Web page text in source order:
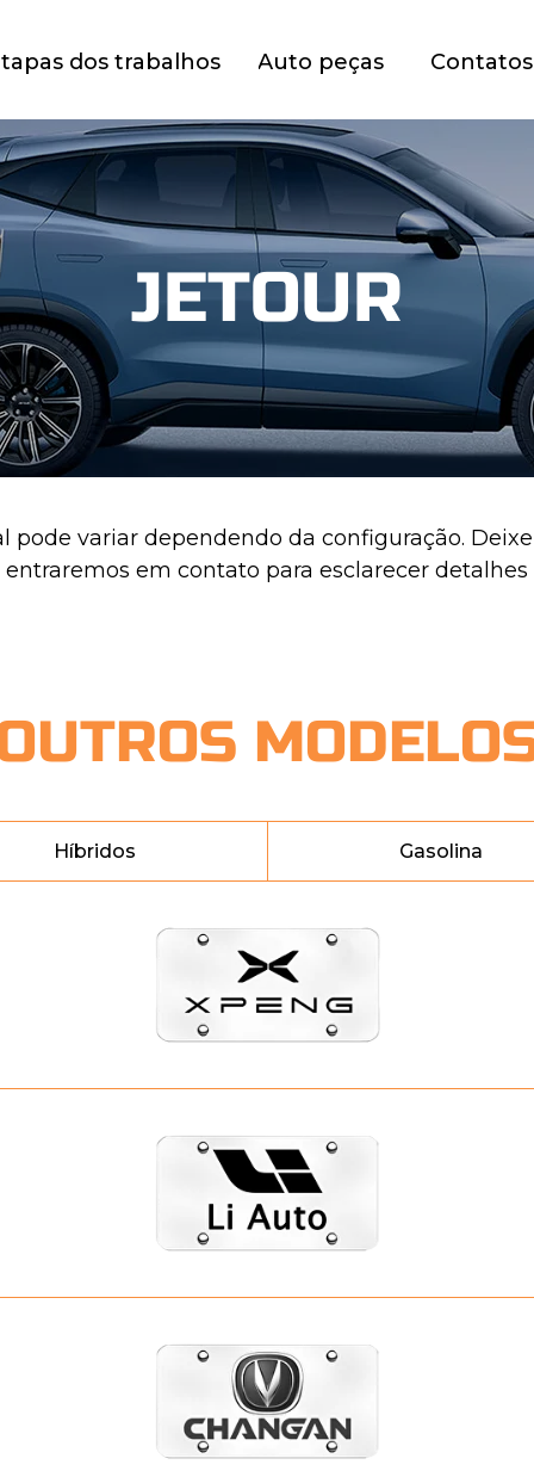
dos trabalhos Auto peças Contatos
JETOUR
pode variar dependendo da configuração.
entraremos em contato para esclarecer detalhes
Híbridos Gasolina